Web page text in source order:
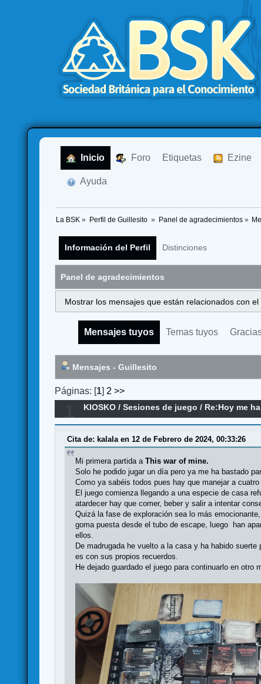
Inicio Foro Etiquetas Ezine
Ayuda
La BSK » Perfil de Guillesito » Panel de agradecimientos»
Información del Perfil Distinciones
Panel de agradecimientos
Mostrar los mensajes que están relacionados con
Mensajes tuyos Temas tuyos
Mensajes - Guillesito
Páginas: [1] 2 >>
KIOSKO /Sesiones de juego / Re:Hoy me
Cita de: kalala en 12 de Febrero de 2024, 00:33:26
Mi primera partida aThis war of mine.
Solo he podido jugar un día pero ya me ha bastado
Como ya sabéis todos pues hay que manejar a
El juego comienza llegando a una especie de casa
atardecer hay que comer, beber y salir a intentar
Quizá la fase de exploración sea lo más
goma puesta desde el tubo de escape, luego han
ellos.
De madrugada he vuelto a la casa y ha habido
es con sus propios recuerdos.
He dejado guardado el juego para continuarlo en otro